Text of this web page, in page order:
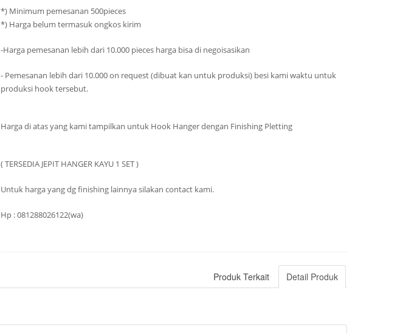
*) Minimum pemesanan 500pieces
*) Harga belum termasuk ongkos kirim
-Harga pemesanan lebih dari 10.000 pieces harga bisa di negoisasikan
- Pemesanan lebih dari 10.000 on request (dibuat kan untuk produksi) besi kami waktu untuk
produksi hook tersebut.
Harga di atas yang kami tampilkan untuk Hook Hanger dengan Finishing Pletting
( TERSEDIA JEPIT HANGER KAYU 1 SET )
Untuk harga yang dg finishing lainnya silakan contact kami.
Hp : 081288026122(wa)
Detail Produk
Produk Terkait